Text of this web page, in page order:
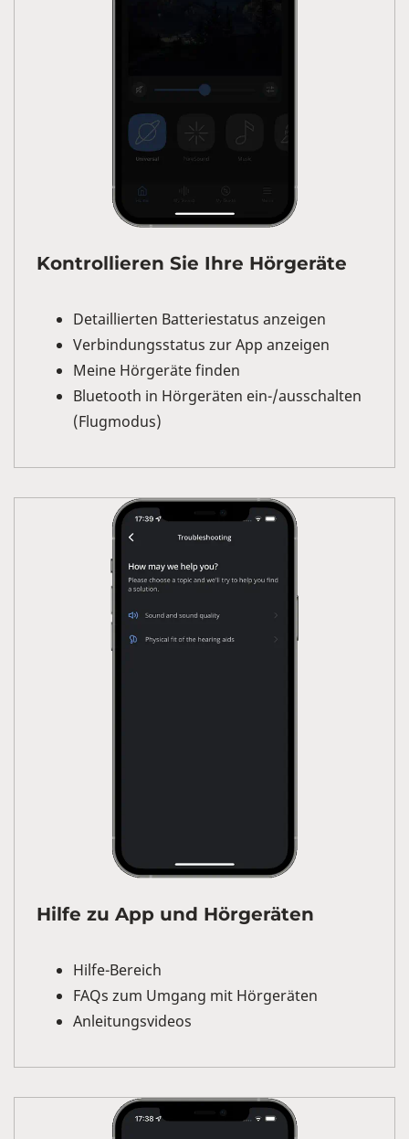
Kontrollieren Sie Ihre Hörgeräte
Detaillierten Batteriestatus anzeigen
Verbindungsstatus zur App anzeigen
Meine Hörgeräte finden
Bluetooth in Hörgeräten ein-/ausschalten
(Flugmodus)
Hilfe zu App und Hörgeräten
Hilfe-Bereich
FAQs zum Umgang mit Hörgeräten
Anleitungsvideos